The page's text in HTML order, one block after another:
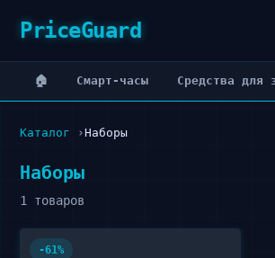
PriceGuard
🏠 Cмарт-часы Cредства для
Каталог Наборы
Наборы
1 товаров
-61%